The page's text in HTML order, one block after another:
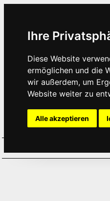
Ihre
Diese Website
ermöglichen und die
wir außerdem, um
Website weiter zu
Alle akzeptieren